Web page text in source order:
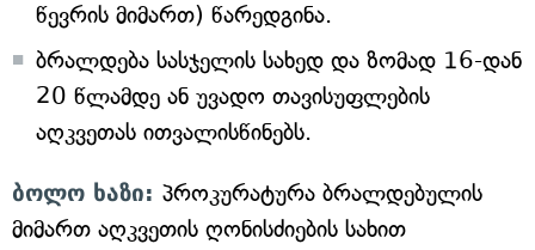
წევრის მიმართ) წარედგინა.
ბრალდება სასჯელის სახედ და ზომად 16-დან
20 წლამდე ან უვადო თავისუფლების
აღკვეთას ითვალისწინებს.
ბოლო ხაზი: პროკურატურა ბრალდებულის
მიმართ აღკვეთის ღონისძიების სახით